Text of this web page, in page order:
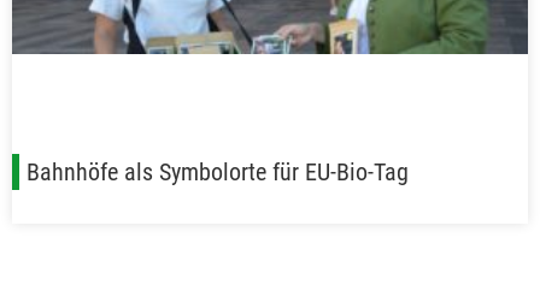
Bahnhöfe als Symbolorte für EU-Bio-Tag